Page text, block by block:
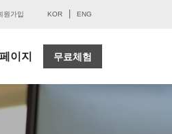
원가입 KOR ENG
이지 무료체험